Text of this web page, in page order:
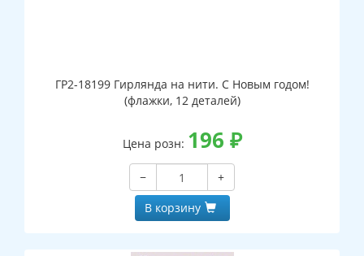
ГР2-18199 Гирлянда на нити. С Новым годом!
(флажки, 12 деталей)
Цена розн: 196 ₽
−
+
В корзину